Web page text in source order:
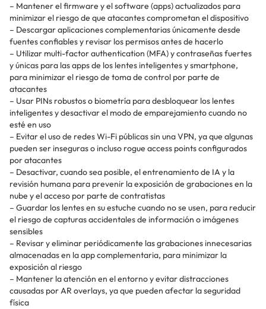
– Mantener el firmware y el software (apps) actualizados para
minimizar el riesgo de que atacantes comprometan el dispositivo
– Descargar aplicaciones complementarias únicamente desde
fuentes confiables y revisar los permisos antes de hacerlo
– Utilizar multi-factor authentication (MFA) y contraseñas fuertes
y únicas para las apps de los lentes inteligentes y smartphone,
para minimizar el riesgo de toma de control por parte de
atacantes
– Usar PINs robustos o biometría para desbloquear los lentes
inteligentes y desactivar el modo de emparejamiento cuando no
esté en uso
– Evitar el uso de redes Wi-Fi públicas sin una VPN, ya que algunas
pueden ser inseguras o incluso rogue access points configurados
por atacantes
– Desactivar, cuando sea posible, el entrenamiento de IA y la
revisión humana para prevenir la exposición de grabaciones en la
nube y el acceso por parte de contratistas
– Guardar los lentes en su estuche cuando no se usen, para reducir
el riesgo de capturas accidentales de información o imágenes
sensibles
– Revisar y eliminar periódicamente las grabaciones innecesarias
almacenadas en la app complementaria, para minimizar la
exposición al riesgo
– Mantener la atención en el entorno y evitar distracciones
causadas por AR overlays, ya que pueden afectar la seguridad
física